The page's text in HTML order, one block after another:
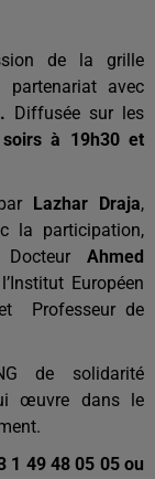
de la grille
partenariat avec
Diffusée sur les
à 19h30 et
Lazhar Draja,
la participation,
Ahmed
Européen
Professeur de
de solidarité
œuvre dans le
1 49 48 05 05 ou